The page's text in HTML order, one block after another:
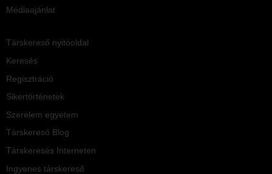
Médiaajánlat
Társkereső nyitóoldal
Keresés
Regisztráció
Sikertörténetek
Szerelem egyetem
Társkereső Blog
Társkeresés Interneten
Ingyenes társkereső